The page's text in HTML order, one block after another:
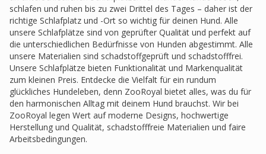
schlafen und ruhen bis zu zwei Drittel des Tages – daher ist der
richtige Schlafplatz und -Ort so wichtig für deinen Hund. Alle
unsere Schlafplätze sind von geprüfter Qualität und perfekt auf
die unterschiedlichen Bedürfnisse von Hunden abgestimmt. Alle
unsere Materialien sind schadstoffgeprüft und schadstofffrei.
Unsere Schlafplätze bieten Funktionalität und Markenqualität
zum kleinen Preis. Entdecke die Vielfalt für ein rundum
glückliches Hundeleben, denn ZooRoyal bietet alles, was du für
den harmonischen Alltag mit deinem Hund brauchst. Wir bei
ZooRoyal legen Wert auf moderne Designs, hochwertige
Herstellung und Qualität, schadstofffreie Materialien und faire
Arbeitsbedingungen.